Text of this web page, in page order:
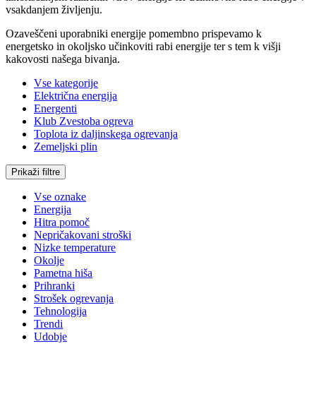
vsakdanjem življenju.
Ozaveščeni uporabniki energije pomembno prispevamo k
energetsko in okoljsko učinkoviti rabi energije ter s tem k višji
kakovosti našega bivanja.
Vse kategorije
Električna energija
Energenti
Klub Zvestoba ogreva
Toplota iz daljinskega ogrevanja
Zemeljski plin
Prikaži filtre
Vse oznake
Energija
Hitra pomoč
Nepričakovani stroški
Nizke temperature
Okolje
Pametna hiša
Prihranki
Strošek ogrevanja
Tehnologija
Trendi
Udobje